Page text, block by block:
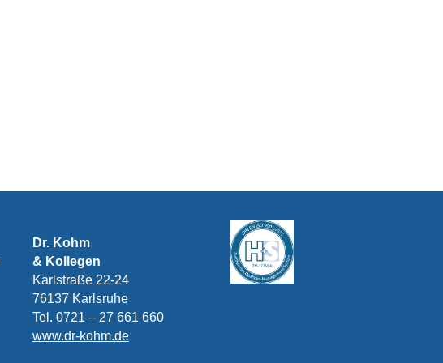
Dr. Kohm
& Kollegen
Karlstraße 22-24
76137 Karlsruhe
Tel. 0721 – 27 661 660
www.dr-kohm.de